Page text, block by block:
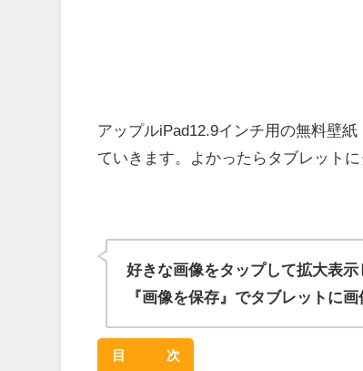
アップルiPad12.9インチ用の無料壁
ていきます。よかったらタブレット
好きな画像をタップして拡大表
『画像を保存』でタブレットに
目 次